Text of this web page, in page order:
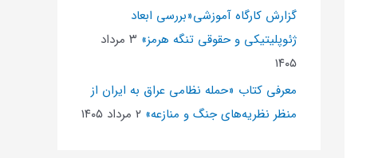
گزارش کارگاه آموزشی«بررسی ابعاد
ژئوپلیتیکی و حقوقی تنگه هرمز»
۳ مرداد
۱۴۰۵
معرفی کتاب «حمله نظامی عراق به ایران از
منظر نظریه‌های جنگ و منازعه» ۲ مرداد ۱۴۰۵